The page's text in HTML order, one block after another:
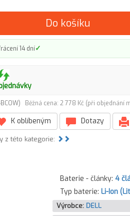
Do košíku
14 dní✓
Běžná cena: 2 778 Kč (při objednání
K oblíbeným Dotazy
z této kategorie:
Baterie - články: 4
Typ baterie: Li-Ion
Výrobce: DELL